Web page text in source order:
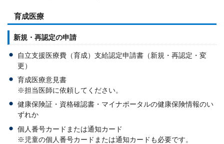
育成医療
新規・再認定の申請
自立支援医療費（育成）支給認定申請書（新規・再認定・変
更）
育成医療意見書
※担当医師に依頼してください。
健康保険証・資格確認書・マイナポータルの健康保険情報のい
ずれか
個人番号カードまたは通知カード
※児童の個人番号カードまたは通知カードも必要です。